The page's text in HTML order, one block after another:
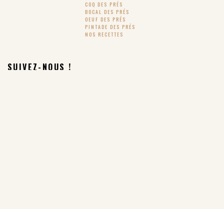
COQ DES PRÉS
BOCAL DES PRÉS
OEUF DES PRÉS
PINTADE DES PRÉS
NOS RECETTES
SUIVEZ-NOUS !